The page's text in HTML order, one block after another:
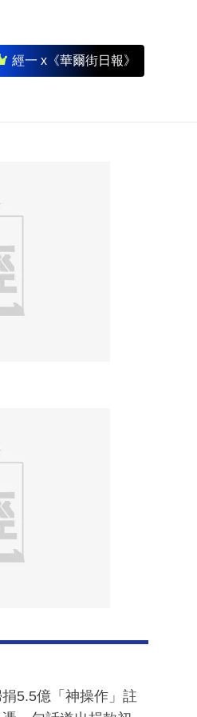
經一 x《華爾街日報》
5.5億「神操作」註